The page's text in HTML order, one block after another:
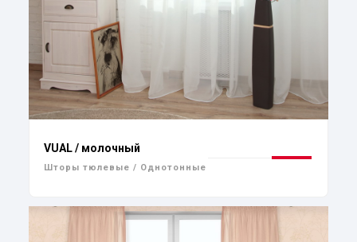
VUAL / молочный
Шторы тюлевые / Однотонные